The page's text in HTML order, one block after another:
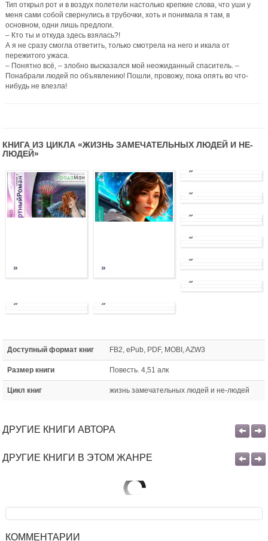
Тип открыл рот и в воздух полетели настолько крепкие слова, что уши у
меня сами собой свернулись в трубочки, хоть и понимала я там, в
основном, одни лишь предлоги.
– Кто ты и откуда здесь взялась?!
А я не сразу смогла ответить, только смотрела на него и икала от
пережитого ужаса.
– Понятно всё, – злобно высказался мой неожиданный спаситель. –
Понабрали людей по объявлению! Пошли, провожу, пока опять во что-
нибудь не влезла!
КНИГА ИЗ ЦИКЛА «ЖИЗНЬ ЗАМЕЧАТЕЛЬНЫХ ЛЮДЕЙ И НЕ-
ЛЮДЕЙ»
» »
»
»
»
»
»
»
» »
Доступный формат книг FB2, ePub, PDF, MOBI, AZW3
Размер книги Повесть. 4,51 алк
Цикл книг жизнь замечательных людей и не-людей
ДРУГИЕ КНИГИ АВТОРА
ДРУГИЕ КНИГИ В ЭТОМ ЖАНРЕ
КОММЕНТАРИИ